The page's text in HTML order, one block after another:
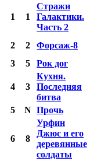
1 1
Стражи
Галактики.
Часть 2
2 2 Форсаж-8
3
5 Рок дог
4 3
Кухня.
Последняя
битва
5
N Прочь
6 8
Урфин
Джюс и его
деревянные
солдаты